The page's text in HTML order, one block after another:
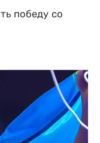
победу со